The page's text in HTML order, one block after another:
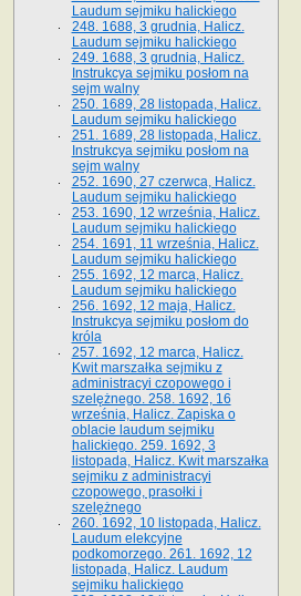
Laudum sejmiku halickiego
248. 1688, 3 grudnia, Halicz.
Laudum sejmiku halickiego
249. 1688, 3 grudnia, Halicz.
Instrukcya sejmiku posłom na
sejm walny
250. 1689, 28 listopada, Halicz.
Laudum sejmiku halickiego
251. 1689, 28 listopada, Halicz.
Instrukcya sejmiku posłom na
sejm walny
252. 1690, 27 czerwca, Halicz.
Laudum sejmiku halickiego
253. 1690, 12 września, Halicz.
Laudum sejmiku halickiego
254. 1691, 11 września, Halicz.
Laudum sejmiku halickiego
255. 1692, 12 marca, Halicz.
Laudum sejmiku halickiego
256. 1692, 12 maja, Halicz.
Instrukcya sejmiku posłom do
króla
257. 1692, 12 marca, Halicz.
Kwit marszałka sejmiku z
administracyi czopowego i
szelężnego. 258. 1692, 16
września, Halicz. Zapiska o
oblacie laudum sejmiku
halickiego. 259. 1692, 3
listopada, Halicz. Kwit marszałka
sejmiku z administracyi
czopowego, prasołki i
szelężnego
260. 1692, 10 listopada, Halicz.
Laudum elekcyjne
podkomorzego. 261. 1692, 12
listopada, Halicz. Laudum
sejmiku halickiego